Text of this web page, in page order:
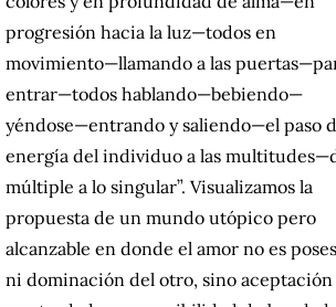
progresión hacia la luz—todos en
movimiento—llamando a las
entrar—todos hablando—bebiendo—
yéndose—entrando y saliendo—el paso
energía del individuo a las
múltiple a lo singular”. Visualizamos la
propuesta de un mundo utópico pero
alcanzable en donde el amor no es
ni dominación del otro, sino aceptación